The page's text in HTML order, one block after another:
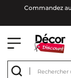
Commandez